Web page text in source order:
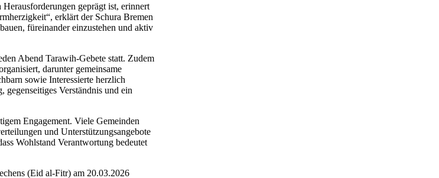
geprägt ist, erinnert
erklärt der Schura Bremen
füreinander einzustehen und aktiv
Abend Tarawih-Gebete statt. Zudem
darunter gemeinsame
sowie Interessierte herzlich
Verständnis und ein
Engagement. Viele Gemeinden
und Unterstützungsangebote
Wohlstand Verantwortung bedeutet
(Eid al-Fitr) am 20.03.2026